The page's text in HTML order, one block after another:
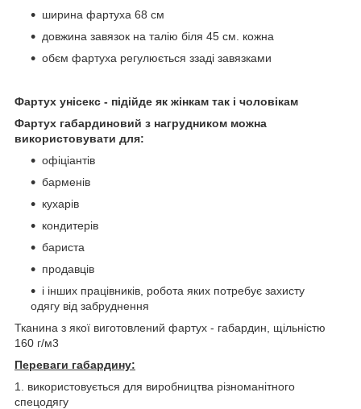
ширина фартуха 68 см
довжина завязок на талію біля 45 см. кожна
обєм фартуха регулюється ззаді завязками
Фартух унісекс - підійде як жінкам так і чоловікам
Фартух габардиновий з нагрудником можна
використовувати для:
офіціантів
барменів
кухарів
кондитерів
бариста
продавців
і інших працівників, робота яких потребує захисту
одягу від забруднення
Тканина з якої виготовлений фартух - габардин, щільністю
160 г/м3
Переваги габардину:
1. використовується для виробництва різноманітного
спецодягу